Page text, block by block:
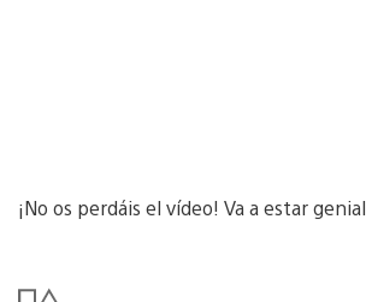
¡No os perdáis el vídeo! Va a estar genial.